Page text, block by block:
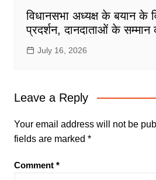
विधानसभा अध्यक्ष के बयान के
प्रदर्शन, दानदाताओं के सम्मान
July 16, 2026
Leave a Reply
Your email address will not be
fields are marked *
Comment *